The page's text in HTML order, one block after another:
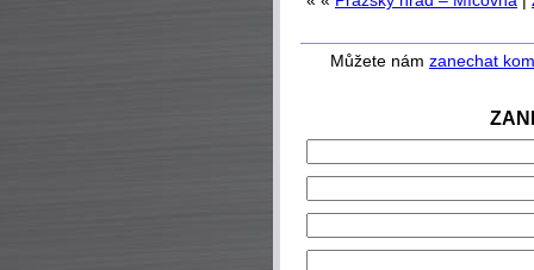
Můžete nám zanechat